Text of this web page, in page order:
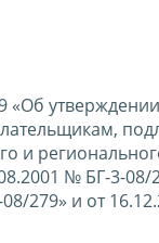
«Об
и
№ БГ-3-08/
279» и от